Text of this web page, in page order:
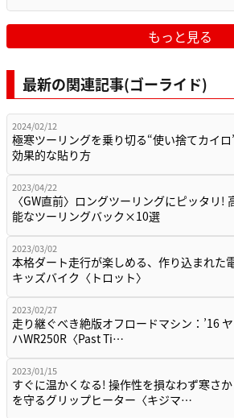
もっと見る
最新の関連記事(ゴーライド)
2024/02/12
極寒ツーリングを乗り切る“使い捨てカイロ
効果的な貼り方
2023/04/22
〈GW直前〉ロングツーリングにピッタリ!
能なツーリングバック×10選
2023/03/02
本格ダート走行が楽しめる、作り込まれた
キッズバイク〈トロット〉
2023/02/27
走り継ぐべき絶版オフロードマシン：’16
ハWR250R〈Past Ti…
2023/01/15
すぐに温かくなる! 操作性を損なわず寒さ
を守るグリップヒーター〈キジマ…